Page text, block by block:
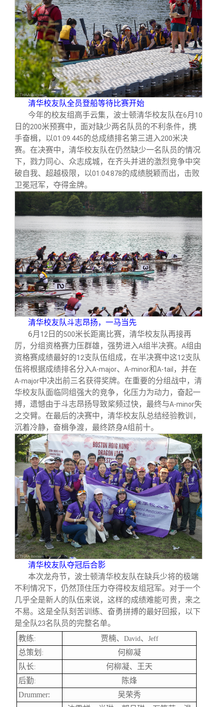
清华校友队全员登船等待比赛开始
今年的校友组高手云集，波士顿清华校友队在6月 10
日的200米预赛中，面对缺少两名队员的不利条件，携
手奋楫，以01:09.445的总成绩排名第三进入200米决
赛。在决赛中，清华校友队在仍然缺少一名队员的情况
下，戮力同心、众志成城，在齐头并进的激烈竞争中突
破自我、超越极限，以01:04:878的成绩脱颖而出，击败
卫冕冠军，夺得金牌。
清华校友队斗志昂扬，一马当先
6月 12 日的500米长距离比赛，清华校友队再接再
厉，分组资格赛力压群雄，强势进入A组半决赛。 A组由
资格赛成绩最好的12支队伍组成，在半决赛中这12支队
伍将根据成绩排名分入A-major、 A-minor和A-tail ，并在
A-major中决出前三名获得奖牌。在重要的分组战中，清
华校友队面临同组强大的竞争，化压力为动力，奋起一
搏，遗憾由于斗志昂扬导致桨频过快，最终与A-minor失
之交臂。在最后的决赛中，清华校友队总结经验教训，
沉着冷静，奋楫争渡，最终跻身A组前十。
清华校友队夺冠后合影
本次龙舟节，波士顿清华校友队在缺兵少将的极端
不利情况下，仍然顶住压力夺得校友组冠军。对于一个
几乎全是新人的队伍来说，这样的成绩难能可贵，来之
不易。这是全队刻苦训练、奋勇拼搏的最好回报，以下
是全队23名队员的完整名单。
教练: 贾楠、 David、 Jeff
总策划 :
何柳凝
队长:
何柳凝、王天
后勤:
陈烽
Drummer:
吴荣秀